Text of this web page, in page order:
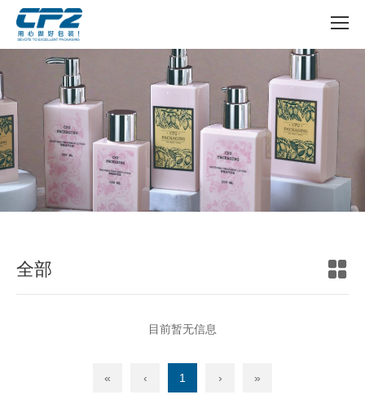
全部 
目前暂无信息
« ‹ 1 › »